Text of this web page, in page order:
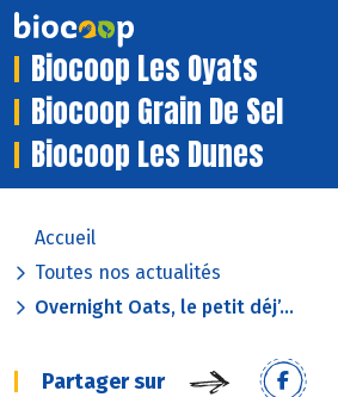
Biocoop Les Oyats
Biocoop Grain De Sel
Biocoop Les Dunes
Accueil
Toutes nos actualités
Overnight Oats, le petit déj’...
Partager sur